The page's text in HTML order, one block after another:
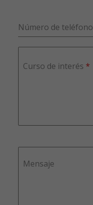
Número de teléfono
Curso de interés *
Mensaje